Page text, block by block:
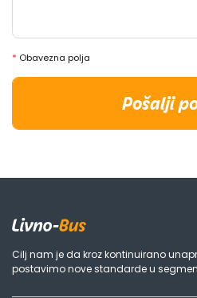
* Obavezna polja
Pošalji
Cilj nam je da kroz kontinuirano
postavimo nove standarde u